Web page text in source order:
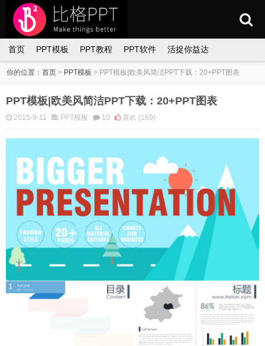
首页 PPT模板 PPT教程 PPT软件 活捉你益达
你的位置：首页 > PPT模板 > PPT模板|欧美风简洁PPT下载：20+PPT图表
PPT模板|欧美风简洁PPT下载：20+PPT图表
2015-9-11 PPT模板 10 喜欢 (169)